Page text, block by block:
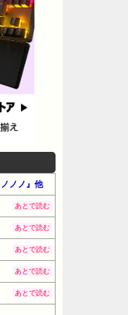
ノノ』他
あとで読む
あとで読む
あとで読む
あとで読む
あとで読む